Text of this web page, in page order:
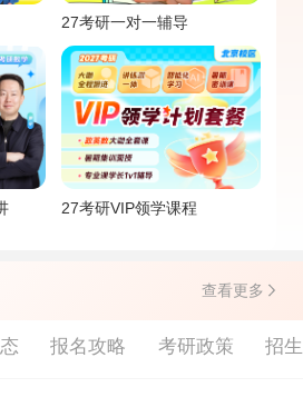
27考研一对一辅导
27考研VIP领学课程
查看更多
报名攻略 考研政策 招